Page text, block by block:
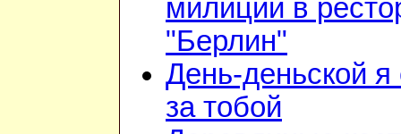
милиции в
"Берлин"
День-деньской я
за тобой